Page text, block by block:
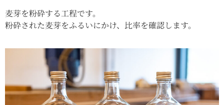
麦芽を粉砕する工程です。
粉砕された麦芽をふるいにかけ、比率を確認します。